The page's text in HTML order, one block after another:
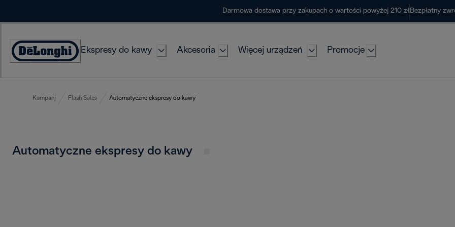
Darmowa dostawa przy zakupach o wartości powyżej 210 zł Bezpłatny
Deklaracja
Ekspresy do kawy Akcesoria Więcej urządzeń Promocje
Kampanj Flash Sales Automatyczne ekspresy do kawy
Automatyczne ekspresy do kawy